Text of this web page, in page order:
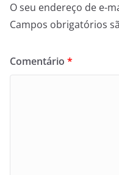
O seu endereço de e-
Campos obrigatórios
Comentário *